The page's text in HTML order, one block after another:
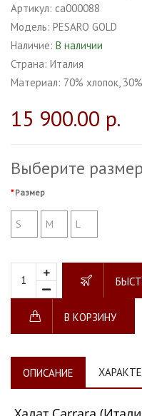
Артикул: ca000088
Модель: PESARO GOLD
Наличие: В наличии
Страна: Италия
Материал: 70% хлопок,
15 900.00 р.
Выберите размер
Размер
S M L
В КОРЗИНУ
ОПИСАНИЕ